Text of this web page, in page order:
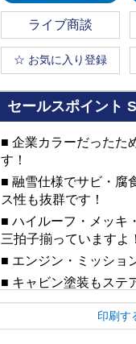
ライブ商談
☆ お気に入り登録
セールスポイント
■ 企業カラーだったた
す！
■ 融雪仕様でサビ・腐
ス性も抜群です！
■ ハイルーフ・メッキ
三拍子揃っていますよ！
■ エンジン・ミッショ
■ キャビン塗装もステ
さい！綺麗に仕上げま
■ 試乗も可能です！乗
印刷